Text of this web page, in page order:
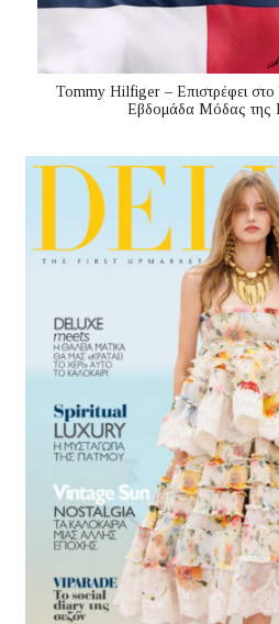
Tommy Hilfiger – Επιστρέφει
Εβδομάδα Μόδας της